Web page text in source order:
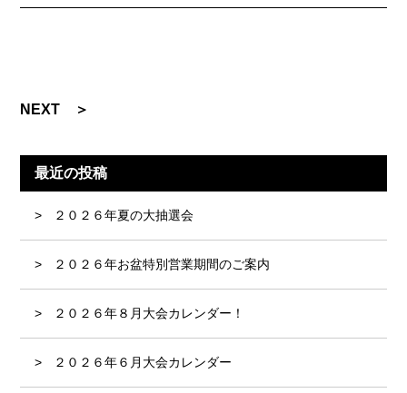
NEXT ＞
最近の投稿
２０２６年夏の大抽選会
２０２６年お盆特別営業期間のご案内
２０２６年８月大会カレンダー！
２０２６年６月大会カレンダー